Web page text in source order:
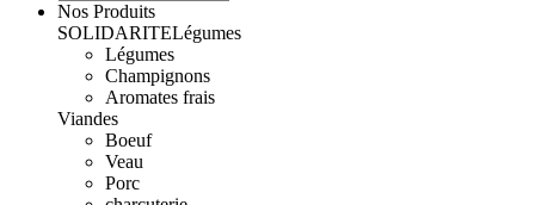
Nos Produits
SOLIDARITELégumes
Légumes
Champignons
Aromates frais
Viandes
Boeuf
Veau
Porc